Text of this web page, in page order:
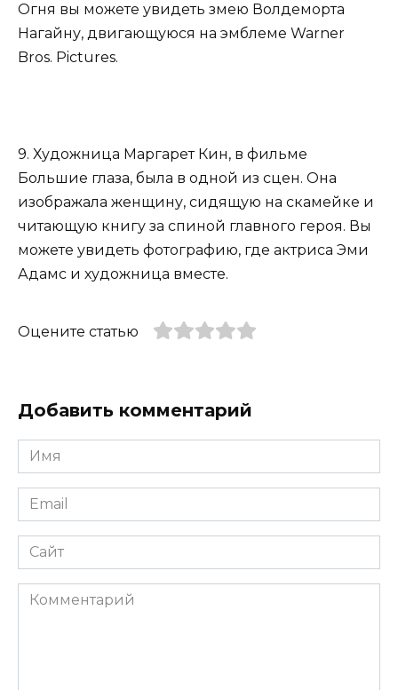
Огня вы можете увидеть змею Волдеморта
Нагайну, двигающуюся на эмблеме Warner
Bros. Pictures.
9. Художница Маргарет Кин, в фильме
Большие глаза, была в одной из сцен. Она
изображала женщину, сидящую на скамейке и
читающую книгу за спиной главного героя. Вы
можете увидеть фотографию, где актриса Эми
Адамс и художница вместе.
Оцените статью
Добавить комментарий
Имя
*
Email
*
Сайт
Комментарий